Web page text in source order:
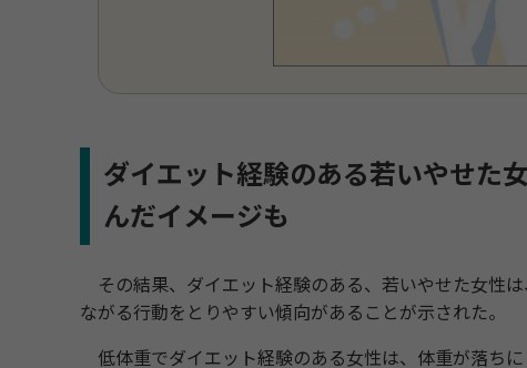
ダイエット経験のある若いやせた
んだイメージも
その結果、ダイエット経験のある、若いやせた女性
ながる行動をとりやすい傾向があることが示された。
低体重でダイエット経験のある女性は、体重が落ち